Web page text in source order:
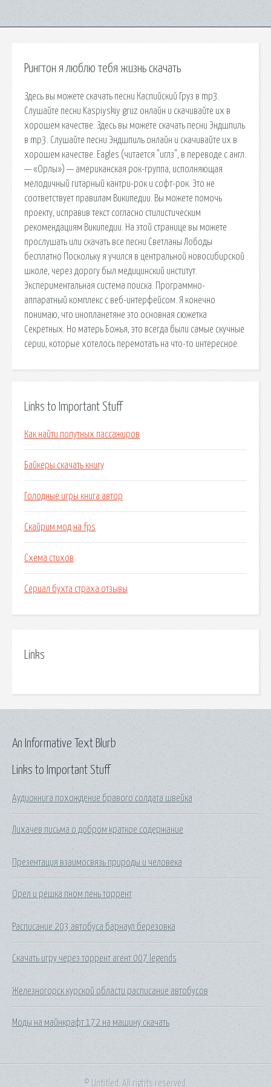
Рингтон я люблю тебя жизнь скачать
Здесь вы можете скачать песни Каспийский Груз в mp3.
Слушайте песни Kaspiyskiy gruz онлайн и скачивайте их в
хорошем качестве. Здесь вы можете скачать песни Эндшпиль
в mp3. Слушайте песни Эндшпиль онлайн и скачивайте их в
хорошем качестве. Eagles (читается "иглз", в переводе с англ.
— «Орлы») — американская рок-группа, исполняющая
мелодичный гитарный кантри-рок и софт-рок. Это не
соответствует правилам Википедии. Вы можете помочь
проекту, исправив текст согласно стилистическим
рекомендациям Википедии. На этой странице вы можете
прослушать или скачать все песни Светланы Лободы
бесплатно Поскольку я учился в центральной новосибирской
школе, через дорогу был медицинский институт.
Экспериментальная система поиска. Программно-
аппаратный комплекс с веб-интерфейсом. Я конечно
понимаю, что инопланетяне это основная сюжетка
Секретных. Но матерь Божья, это всегда были самые скучные
серии, которые хотелось перемотать на что-то интересное.
Links to Important Stuff
Как найти попутных пассажиров
Байкеры скачать книгу
Голодные игры книга автор
Скайрим мод на fps
Схема стихов
Сериал бухта страха отзывы
Links
Links to Important Stuff
Аудиокнига похождение бравого солдата швейка
Лихачев письма о добром краткое содержание
Презентация взаимосвязь природы и человека
Орел и решка пном пень торрент
Расписание 203 автобуса барнаул березовка
Скачать игру через торрент агент 007 legends
Железногорск курской области расписание автобусов
Моды на майнкрафт 172 на машину скачать
An Informative Text Blurb
© Untitled. All rights reserved.